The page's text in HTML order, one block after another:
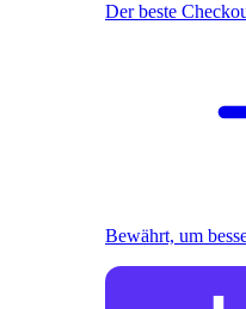
Der beste
Bewährt, um